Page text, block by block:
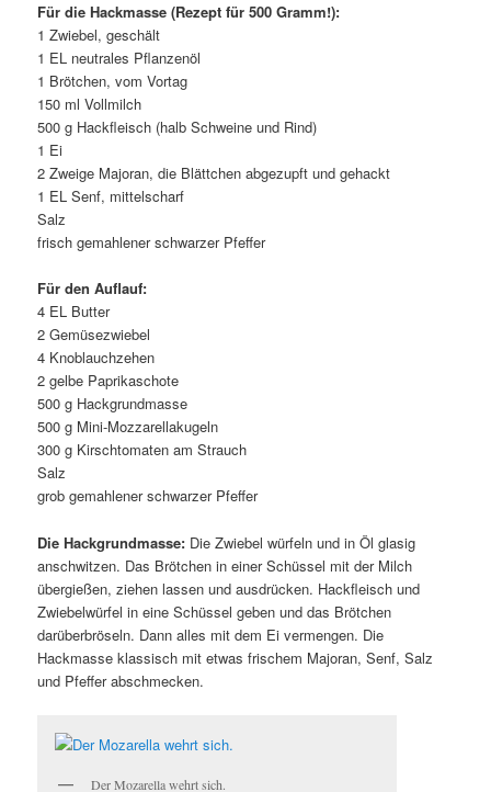
Für die Hackmasse (Rezept für 500 Gramm!):
1 Zwiebel, geschält
1 EL neutrales Pflanzenöl
1 Brötchen, vom Vortag
150 ml Vollmilch
500 g Hackfleisch (halb Schweine und Rind)
1 Ei
2 Zweige Majoran, die Blättchen abgezupft und gehackt
1 EL Senf, mittelscharf
Salz
frisch gemahlener schwarzer Pfeffer
Für den Auflauf:
4 EL Butter
2 Gemüsezwiebel
4 Knoblauchzehen
2 gelbe Paprikaschote
500 g Hackgrundmasse
500 g Mini-Mozzarellakugeln
300 g Kirschtomaten am Strauch
Salz
grob gemahlener schwarzer Pfeffer
Die Hackgrundmasse: Die Zwiebel würfeln und in Öl glasig
anschwitzen. Das Brötchen in einer Schüssel mit der Milch
übergießen, ziehen lassen und ausdrücken. Hackfleisch und
Zwiebelwürfel in eine Schüssel geben und das Brötchen
darüberbröseln. Dann alles mit dem Ei vermengen. Die
Hackmasse klassisch mit etwas frischem Majoran, Senf, Salz
und Pfeffer abschmecken.
Der Mozarella wehrt sich.